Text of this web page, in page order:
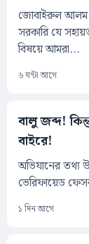
জোবাইরুল আলম
সরকারি যে
বিষয়ে আমরা...
৬ ঘন্টা আগে
বালু জব্দ!
বাইরে!
অভিযানের তথ্য
ভেরিফায়েড
১ দিন আগে